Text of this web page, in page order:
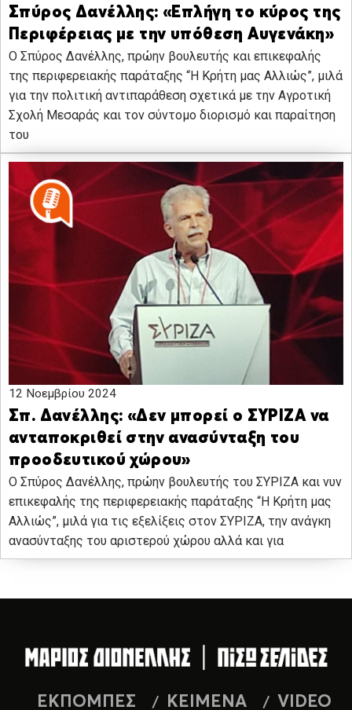
Σπύρος Δανέλλης: «Επλήγη το κύρος της
Περιφέρειας με την υπόθεση Αυγενάκη»
Ο Σπύρος Δανέλλης, πρώην βουλευτής και επικεφαλής
της περιφερειακής παράταξης “Η Κρήτη μας Αλλιώς”, μιλά
για την πολιτική αντιπαράθεση σχετικά με την Αγροτική
Σχολή Μεσαράς και τον σύντομο διορισμό και παραίτηση
του
12 Νοεμβρίου 2024
Σπ. Δανέλλης: «Δεν μπορεί ο ΣΥΡΙΖΑ να
ανταποκριθεί στην ανασύνταξη του
προοδευτικού χώρου»
Ο Σπύρος Δανέλλης, πρώην βουλευτής του ΣΥΡΙΖΑ και νυν
επικεφαλής της περιφερειακής παράταξης “Η Κρήτη μας
Αλλιώς”, μιλά για τις εξελίξεις στον ΣΥΡΙΖΑ, την ανάγκη
ανασύνταξης του αριστερού χώρου αλλά και για
ΕΚΠΟΜΠΕΣ ΚΕΙΜΕΝΑ VIDEO